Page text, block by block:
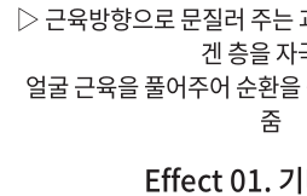
▷ 근육방향으로 문질러 주는
겐 층을 자
얼굴 근육을 풀어주어 순환
줌
Effect 01.